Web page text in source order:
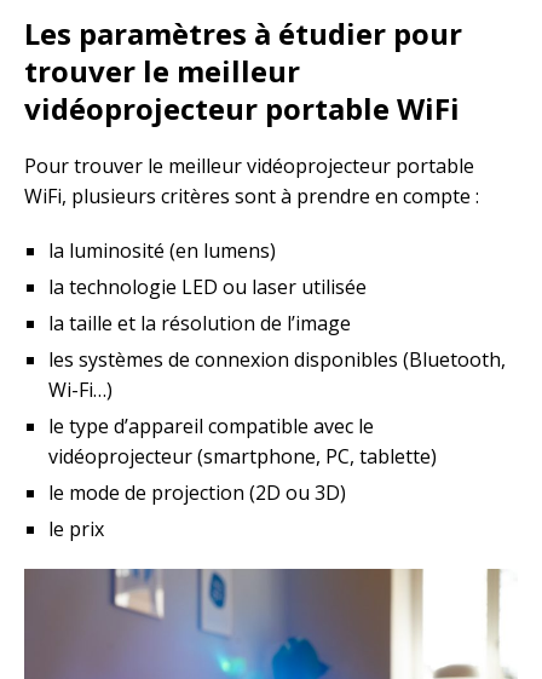
Les paramètres à étudier pour
trouver le meilleur
vidéoprojecteur portable WiFi
Pour trouver le meilleur vidéoprojecteur portable
WiFi, plusieurs critères sont à prendre en compte :
la luminosité (en lumens)
la technologie LED ou laser utilisée
la taille et la résolution de l’image
les systèmes de connexion disponibles (Bluetooth,
Wi-Fi…)
le type d’appareil compatible avec le
vidéoprojecteur (smartphone, PC, tablette)
le mode de projection (2D ou 3D)
le prix